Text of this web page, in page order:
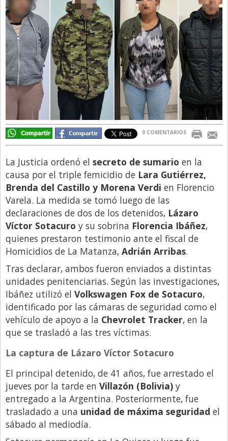
Directivos
Ecología y Ambiente
Economía
El Experto
El Innovador
El Precio Que Yo Ví
Entrevista
Entrevista Exclusiva
Gastronomia
Internacionales
La Opinión del Director
Legales
Libro de Quejas
Medios
Millonarios
Minuto Lanzamiento
Negocios
Opinion
País
Política
Publicidad y Marketing
Real Estate y Propiedades
Responsabilidad Social
0 COMENTARIOS
La Justicia ordenó el secreto de sumario en la
causa por el triple femicidio de Lara Gutiérrez,
Brenda del Castillo y Morena Verdi en Florencio
Varela. La medida se tomó luego de las
declaraciones de dos de los detenidos, Lázaro
Víctor Sotacuro y su sobrina Florencia Ibáñez,
quienes prestaron testimonio ante el fiscal de
Homicidios de La Matanza, Adrián Arribas.
Tras declarar, ambos fueron enviados a distintas
unidades penitenciarias. Según las investigaciones,
Ibáñez utilizó el Volkswagen Fox de Sotacuro,
identificado por las cámaras de seguridad como el
vehículo de apoyo a la Chevrolet Tracker, en la
que se trasladó a las tres víctimas.
La captura de Lázaro Víctor Sotacuro
El principal detenido, de 41 años, fue arrestado el
jueves por la tarde en Villazón (Bolivia) y
entregado a la Argentina. Posteriormente, fue
trasladado a una unidad de máxima seguridad el
sábado al mediodía.